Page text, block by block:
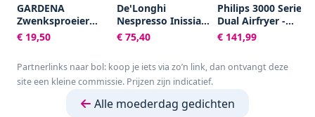
GARDENA
Zwenksproeier
Aqua S -
Tuinsproeier - 90 tot
€ 19,50
De'Longhi
Nespresso Inissia
EN80.B -
Koffiecupmachine -
€ 75,40
Philips 3000 Series
Dual Airfryer -
NA351/00 - Dubbele
Mand - 9L - Tot 6
Zwart/Zilver
€ 141,99
Partnerlinks naar bol: koop je iets via zo’n link, dan ontvangt deze
site een kleine commissie. Prijzen zijn indicatief.
Alle moederdag gedichten